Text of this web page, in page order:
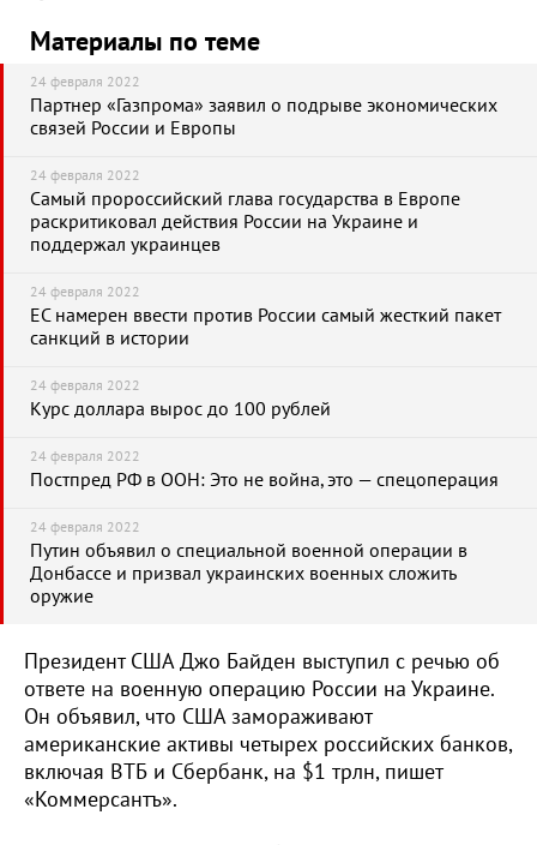
Материалы по теме
24 февраля 2022
Партнер «Газпрома» заявил о подрыве экономических
связей России и Европы
24 февраля 2022
Самый пророссийский глава государства в Европе
раскритиковал действия России на Украине и
поддержал украинцев
24 февраля 2022
ЕС намерен ввести против России самый жесткий пакет
санкций в истории
24 февраля 2022
Курс доллара вырос до 100 рублей
24 февраля 2022
Постпред РФ в ООН: Это не война, это — спецоперация
24 февраля 2022
Путин объявил о специальной военной операции в
Донбассе и призвал украинских военных сложить
оружие
Президент США Джо Байден выступил с речью об
ответе на военную операцию России на Украине.
Он объявил, что США замораживают
американские активы четырех российских банков,
включая ВТБ и Сбербанк, на $1 трлн, пишет
«Коммерсантъ».